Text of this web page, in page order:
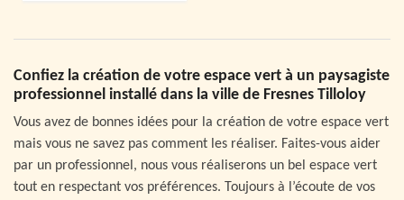
Confiez la création de votre espace vert à un paysagiste
professionnel installé dans la ville de Fresnes Tilloloy
Vous avez de bonnes idées pour la création de votre espace vert
mais vous ne savez pas comment les réaliser. Faites-vous aider
par un professionnel, nous vous réaliserons un bel espace vert
tout en respectant vos préférences. Toujours à l’écoute de vos